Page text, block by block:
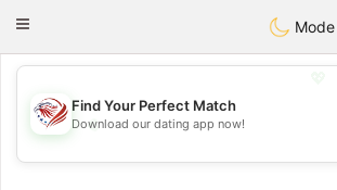
Dating
Toggle
Mode
💖
💕
Find Your Perfect Match
Download our dating app now!